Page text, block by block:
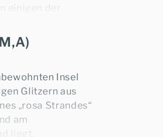
einigen der
Insel
Glitzern aus
„rosa Strandes“
am
liegt,